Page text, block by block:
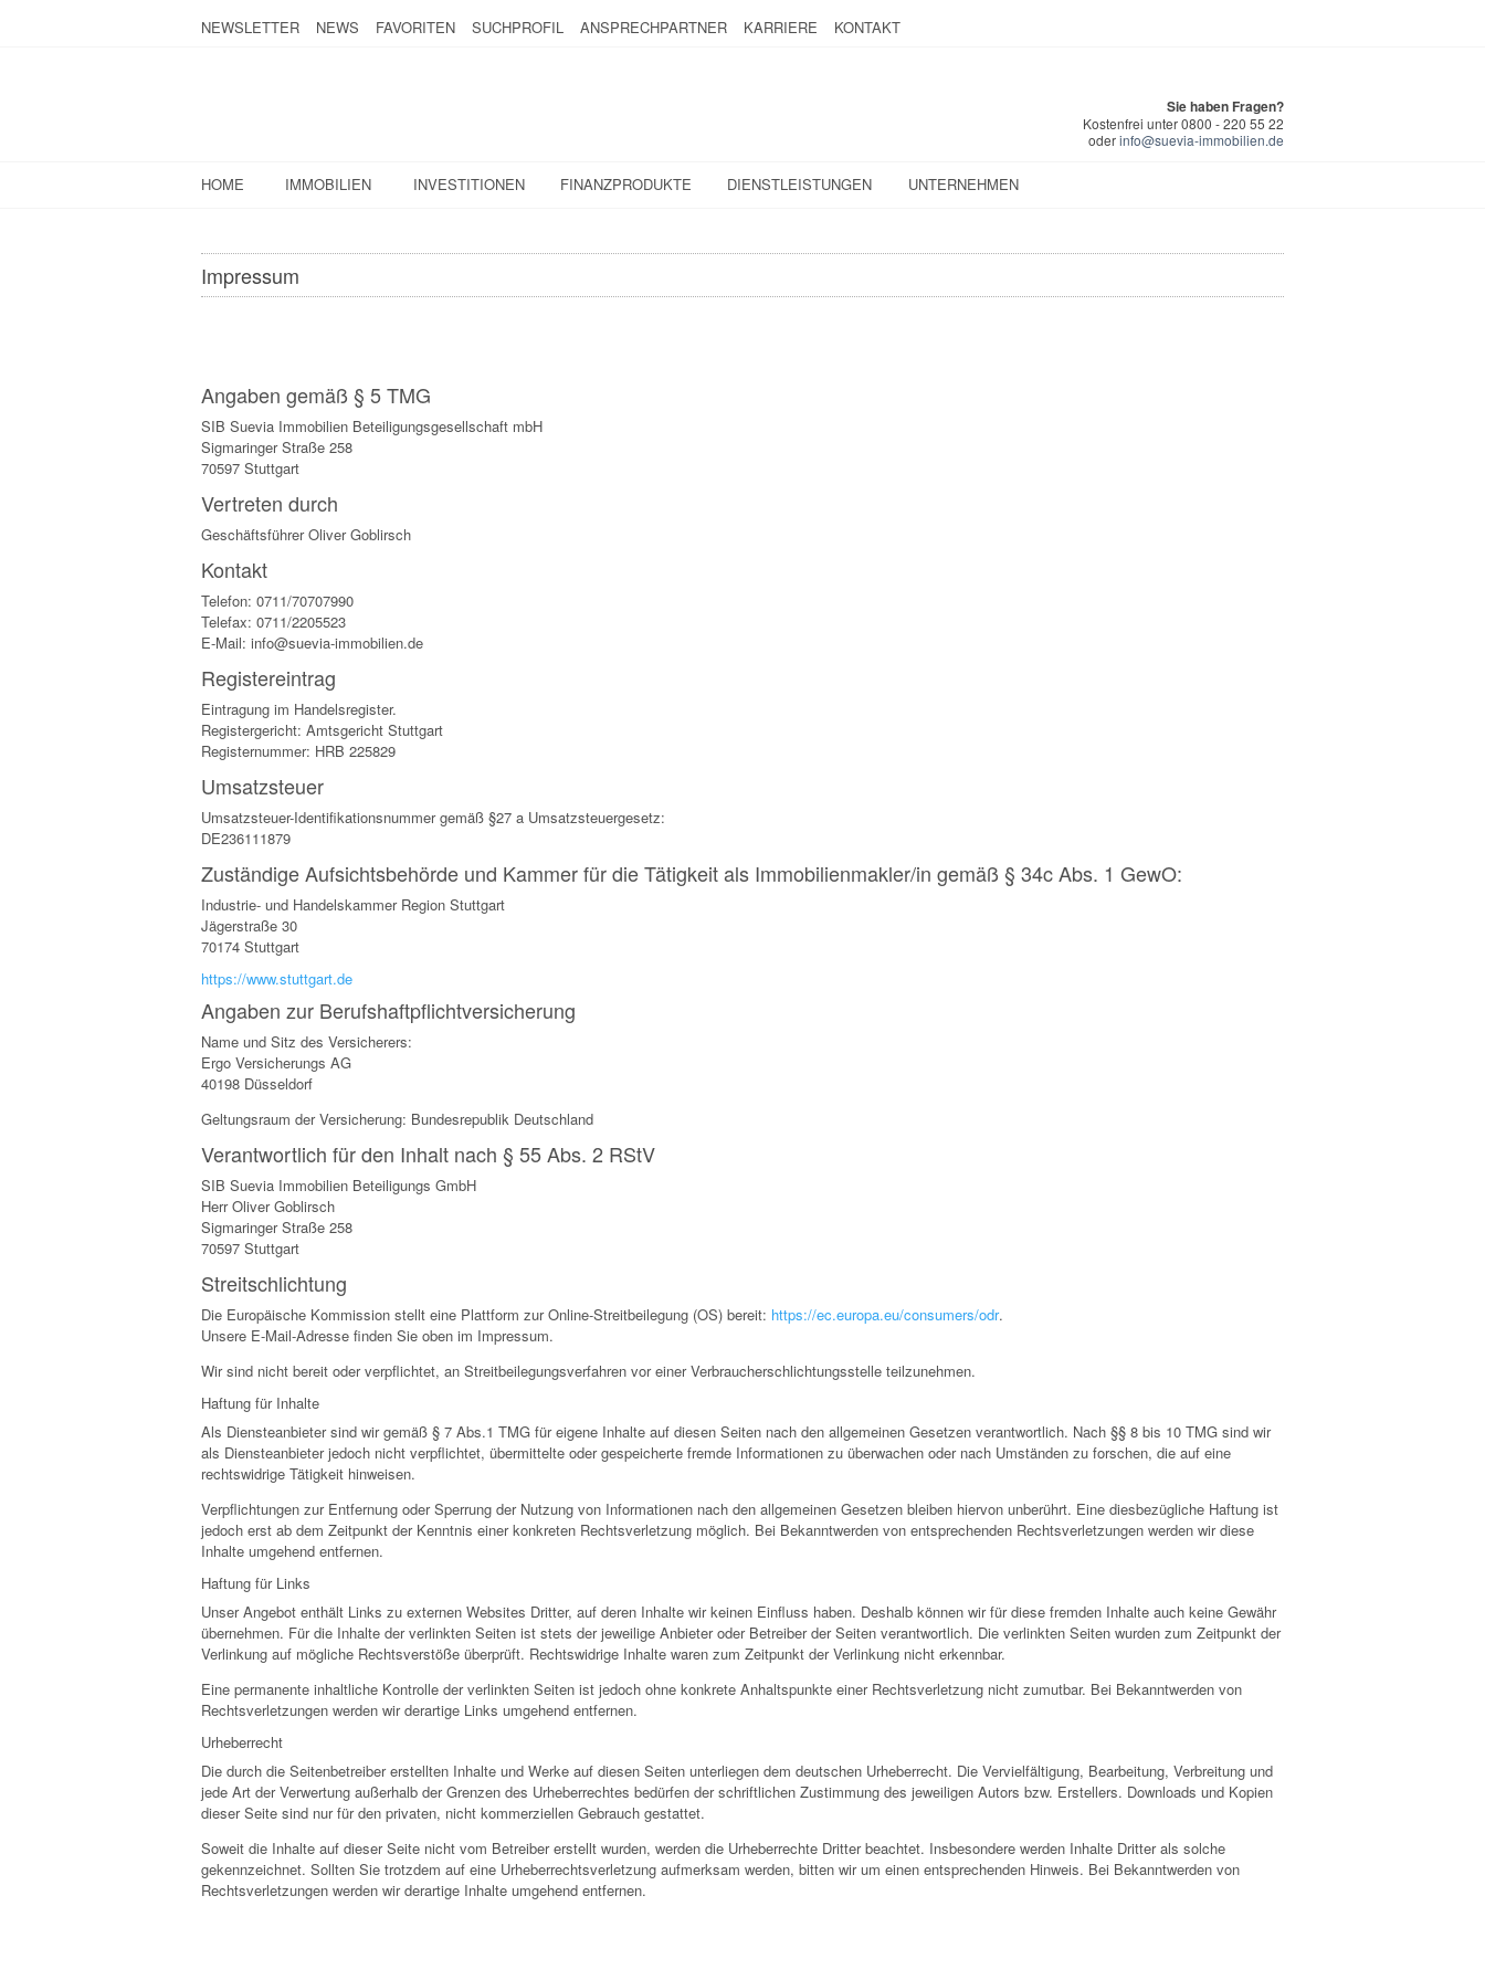
NEWSLETTER NEWS FAVORITEN SUCHPROFIL ANSPRECHPARTNER KARRIERE KONTAKT
Sie haben Fragen?
Kostenfrei unter 0800 - 220 55 22
oderinfo@suevia-immobilien.de
HOME IMMOBILIEN INVESTITIONEN FINANZPRODUKTE DIENSTLEISTUNGEN UNTERNEHMEN
Impressum
Angaben gemäß § 5 TMG
SIB Suevia Immobilien Beteiligungsgesellschaft mbH
Sigmaringer Straße 258
70597 Stuttgart
Vertreten durch
Geschäftsführer Oliver Goblirsch
Kontakt
Telefon: 0711/70707990
Telefax: 0711/2205523
E-Mail: info@suevia-immobilien.de
Registereintrag
Eintragung im Handelsregister.
Registergericht: Amtsgericht Stuttgart
Registernummer: HRB 225829
Umsatzsteuer
Umsatzsteuer-Identifikationsnummer gemäß §27 a Umsatzsteuergesetz:
DE236111879
Zuständige Aufsichtsbehörde und Kammer für die Tätigkeit als Immobilienmakler/in gemäß § 34c Abs. 1 GewO:
Industrie- und Handelskammer Region Stuttgart
Jägerstraße 30
70174 Stuttgart
https://www.stuttgart.de
Angaben zur Berufshaftpflichtversicherung
Name und Sitz des Versicherers:
Ergo Versicherungs AG
40198 Düsseldorf
Geltungsraum der Versicherung: Bundesrepublik Deutschland
Verantwortlich für den Inhalt nach § 55 Abs. 2 RStV
SIB Suevia Immobilien Beteiligungs GmbH
Herr Oliver Goblirsch
Sigmaringer Straße 258
70597 Stuttgart
Streitschlichtung
Die Europäische Kommission stellt eine Plattform zur Online-Streitbeilegung (OS) bereit: https://ec.europa.eu/consumers/odr.
Unsere E-Mail-Adresse finden Sie oben im Impressum.
Wir sind nicht bereit oder verpflichtet, an Streitbeilegungsverfahren vor einer Verbraucherschlichtungsstelle teilzunehmen.
Haftung für Inhalte
Als Diensteanbieter sind wir gemäß § 7 Abs.1 TMG für eigene Inhalte auf diesen Seiten nach den allgemeinen Gesetzen verantwortlich. Nach §§ 8 bis 10 TMG sind wir
als Diensteanbieter jedoch nicht verpflichtet, übermittelte oder gespeicherte fremde Informationen zu überwachen oder nach Umständen zu forschen, die auf eine
rechtswidrige Tätigkeit hinweisen.
Verpflichtungen zur Entfernung oder Sperrung der Nutzung von Informationen nach den allgemeinen Gesetzen bleiben hiervon unberührt. Eine diesbezügliche Haftung ist
jedoch erst ab dem Zeitpunkt der Kenntnis einer konkreten Rechtsverletzung möglich. Bei Bekanntwerden von entsprechenden Rechtsverletzungen werden wir diese
Inhalte umgehend entfernen.
Haftung für Links
Unser Angebot enthält Links zu externen Websites Dritter, auf deren Inhalte wir keinen Einfluss haben. Deshalb können wir für diese fremden Inhalte auch keine Gewähr
übernehmen. Für die Inhalte der verlinkten Seiten ist stets der jeweilige Anbieter oder Betreiber der Seiten verantwortlich. Die verlinkten Seiten wurden zum Zeitpunkt der
Verlinkung auf mögliche Rechtsverstöße überprüft. Rechtswidrige Inhalte waren zum Zeitpunkt der Verlinkung nicht erkennbar.
Eine permanente inhaltliche Kontrolle der verlinkten Seiten ist jedoch ohne konkrete Anhaltspunkte einer Rechtsverletzung nicht zumutbar. Bei Bekanntwerden von
Rechtsverletzungen werden wir derartige Links umgehend entfernen.
Urheberrecht
Die durch die Seitenbetreiber erstellten Inhalte und Werke auf diesen Seiten unterliegen dem deutschen Urheberrecht. Die Vervielfältigung, Bearbeitung, Verbreitung und
jede Art der Verwertung außerhalb der Grenzen des Urheberrechtes bedürfen der schriftlichen Zustimmung des jeweiligen Autors bzw. Erstellers. Downloads und Kopien
dieser Seite sind nur für den privaten, nicht kommerziellen Gebrauch gestattet.
Soweit die Inhalte auf dieser Seite nicht vom Betreiber erstellt wurden, werden die Urheberrechte Dritter beachtet. Insbesondere werden Inhalte Dritter als solche
gekennzeichnet. Sollten Sie trotzdem auf eine Urheberrechtsverletzung aufmerksam werden, bitten wir um einen entsprechenden Hinweis. Bei Bekanntwerden von
Rechtsverletzungen werden wir derartige Inhalte umgehend entfernen.